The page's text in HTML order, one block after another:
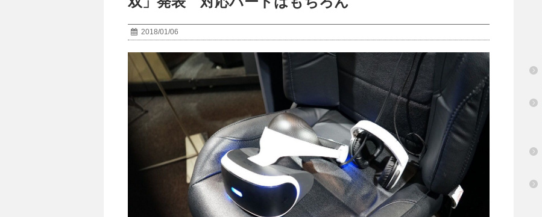
2018/01/06